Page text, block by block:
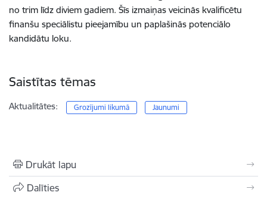
no trim līdz diviem gadiem. Šīs izmaiņas veicinās kvalificētu
finanšu speciālistu pieejamību un paplašinās potenciālo
kandidātu loku.
Saistītas tēmas
Aktualitātes: Grozījumi likumā Jaunumi
Drukāt lapu
Dalīties